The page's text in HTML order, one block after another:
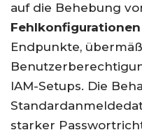
auf die Behebung
Fehlkonfigurationen
Endpunkte,
IAM-Setups. Die
starker